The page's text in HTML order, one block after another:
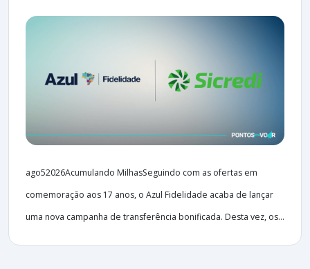
ago52026Acumulando MilhasSeguindo com as ofertas em
comemoração aos 17 anos, o Azul Fidelidade acaba de lançar
uma nova campanha de transferência bonificada. Desta vez, os...